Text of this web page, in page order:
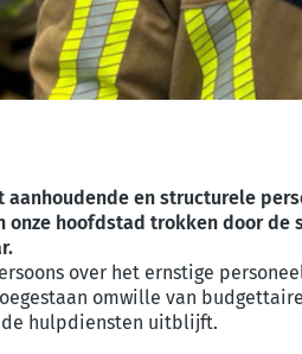
aanhoudende en structurele
hoofdstad trokken door
over het ernstige
omwille van
de hulpdiensten uitblijft.